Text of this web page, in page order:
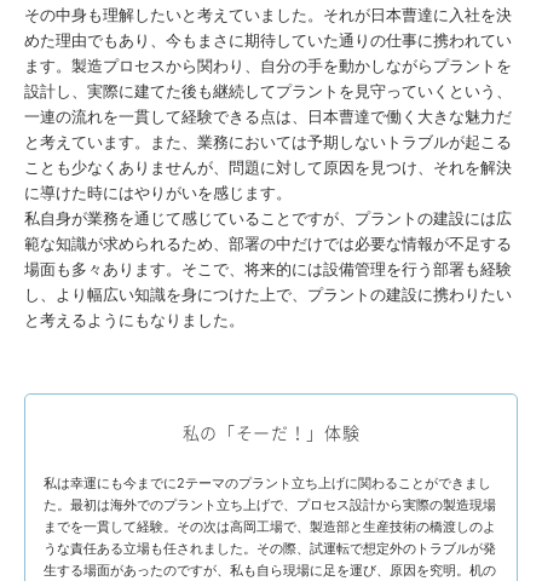
その中身も理解したいと考えていました。それが日本曹達に入社を決
めた理由でもあり、今もまさに期待していた通りの仕事に携われてい
ます。製造プロセスから関わり、自分の手を動かしながらプラントを
設計し、実際に建てた後も継続してプラントを見守っていくという、
一連の流れを一貫して経験できる点は、日本曹達で働く大きな魅力だ
と考えています。また、業務においては予期しないトラブルが起こる
ことも少なくありませんが、問題に対して原因を見つけ、それを解決
に導けた時にはやりがいを感じます。
私自身が業務を通じて感じていることですが、プラントの建設には広
範な知識が求められるため、部署の中だけでは必要な情報が不足する
場面も多々あります。そこで、将来的には設備管理を行う部署も経験
し、より幅広い知識を身につけた上で、プラントの建設に携わりたい
と考えるようにもなりました。
私の「そーだ！」体験
私は幸運にも今までに2テーマのプラント立ち上げに関わることができまし
た。最初は海外でのプラント立ち上げで、プロセス設計から実際の製造現場
までを一貫して経験。その次は高岡工場で、製造部と生産技術の橋渡しのよ
うな責任ある立場も任されました。その際、試運転で想定外のトラブルが発
生する場面があったのですが、私も自ら現場に足を運び、原因を究明。机の